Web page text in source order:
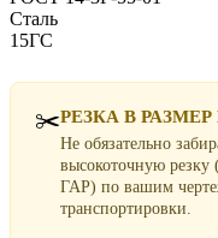
Сталь
15ГС
✂️РЕЗКА В
Не обязательно
высокоточную резку
ГАР) по вашим
транспортировки.